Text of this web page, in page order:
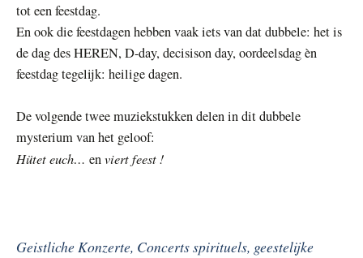
tot een feestdag.
En ook die feestdagen hebben vaak iets van dat dubbele: het is
de dag des HEREN, D-day, decisison day, oordeelsdag èn
feestdag tegelijk: heilige dagen.
De volgende twee muziekstukken delen in dit dubbele
mysterium van het geloof:
Hütet euch… enviert feest !
Geistliche Konzerte, Concerts spirituels, geestelijke